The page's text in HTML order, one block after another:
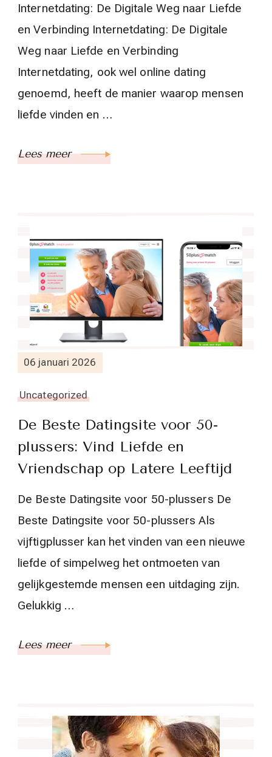
Internetdating: De Digitale Weg naar Liefde
en Verbinding Internetdating: De Digitale
Weg naar Liefde en Verbinding
Internetdating, ook wel online dating
genoemd, heeft de manier waarop mensen
liefde vinden en …
Lees meer
06 januari 2026
Uncategorized
De Beste Datingsite voor 50-
plussers: Vind Liefde en
Vriendschap op Latere Leeftijd
De Beste Datingsite voor 50-plussers De
Beste Datingsite voor 50-plussers Als
vijftigplusser kan het vinden van een nieuwe
liefde of simpelweg het ontmoeten van
gelijkgestemde mensen een uitdaging zijn.
Gelukkig …
Lees meer